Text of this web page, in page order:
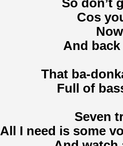
So don’t
Cos
And
That ba-
Full of
Seven
All I need is some